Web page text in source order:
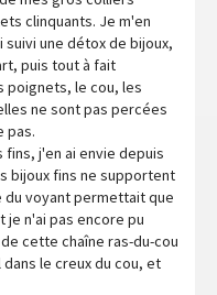
clinquants. Je m'en
une détox de bijoux,
puis tout à fait
poignets, le cou, les
ne sont pas percées
pas.
j'en ai envie depuis
bijoux fins ne supportent
du voyant permettait que
je n'ai pas encore pu
cette chaîne ras-du-cou
le creux du cou, et